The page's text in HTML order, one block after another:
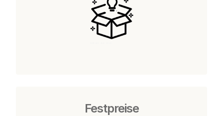
Festpreise